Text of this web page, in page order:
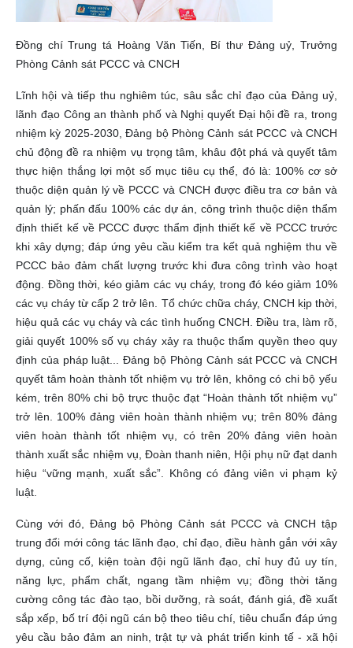
Đồng chí Trung tá Hoàng Văn Tiến, Bí thư Đảng uỷ, Trưởng
Phòng Cảnh sát PCCC và CNCH
Lĩnh hội và tiếp thu nghiêm túc, sâu sắc chỉ đạo của Đảng uỷ,
lãnh đạo Công an thành phố và Nghị quyết Đại hội đề ra, trong
nhiệm kỳ 2025-2030, Đảng bộ Phòng Cảnh sát PCCC và CNCH
chủ động đề ra nhiệm vụ trọng tâm, khâu đột phá và quyết tâm
thực hiện thắng lợi một số mục tiêu cụ thể, đó là: 100% cơ sở
thuộc diện quản lý về PCCC và CNCH được điều tra cơ bản và
quản lý; phấn đấu 100% các dự án, công trình thuộc diện thẩm
định thiết kế về PCCC được thẩm định thiết kế về PCCC trước
khi xây dựng; đáp ứng yêu cầu kiểm tra kết quả nghiệm thu về
PCCC bảo đảm chất lượng trước khi đưa công trình vào hoạt
động. Đồng thời, kéo giảm các vụ cháy, trong đó kéo giảm 10%
các vụ cháy từ cấp 2 trở lên. Tổ chức chữa cháy, CNCH kịp thời,
hiệu quả các vụ cháy và các tình huống CNCH. Điều tra, làm rõ,
giải quyết 100% số vụ cháy xảy ra thuộc thẩm quyền theo quy
định của pháp luật...Đảng bộ Phòng Cảnh sát PCCC và CNCH
quyết tâm hoàn thành tốt nhiệm vụ trở lên, không có chi bộ yếu
kém, trên 80% chi bộ trực thuộc đạt “Hoàn thành tốt nhiệm vụ”
trở lên. 100% đảng viên hoàn thành nhiệm vụ; trên 80% đảng
viên hoàn thành tốt nhiệm vụ, có trên 20% đảng viên hoàn
thành xuất sắc nhiệm vụ, Đoàn thanh niên, Hội phụ nữ đạt danh
hiệu “vững mạnh, xuất sắc”. Không có đảng viên vi phạm kỷ
luật.
Cùng với đó, Đảng bộ Phòng Cảnh sát PCCC và CNCH tập
trung đổi mới công tác lãnh đạo, chỉ đạo, điều hành gắn với xây
dựng, củng cố, kiện toàn đội ngũ lãnh đạo, chỉ huy đủ uy tín,
năng lực, phẩm chất, ngang tầm nhiệm vụ; đồng thời tăng
cường công tác đào tạo, bồi dưỡng, rà soát, đánh giá, đề xuất
sắp xếp, bố trí đội ngũ cán bộ theo tiêu chí, tiêu chuẩn đáp ứng
yêu cầu bảo đảm an ninh, trật tự và phát triển kinh tế - xã hội